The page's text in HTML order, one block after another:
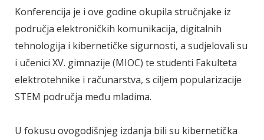
Konferencija je i ove godine okupila stručnjake iz
područja elektroničkih komunikacija, digitalnih
tehnologija i kibernetičke sigurnosti, a sudjelovali su
i učenici XV. gimnazije (MIOC) te studenti Fakulteta
elektrotehnike i računarstva, s ciljem popularizacije
STEM područja među mladima.
U fokusu ovogodišnjeg izdanja bili su kibernetička